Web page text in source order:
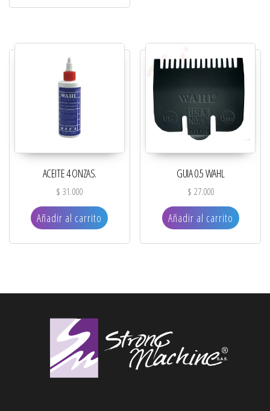
ACEITE 4 ONZAS.
$ 31.000
Añadir al carrito
GUIA 0.5 WAHL
$ 27.000
Añadir al carrito